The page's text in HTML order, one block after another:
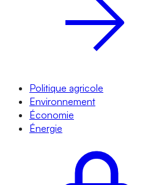
Politique agricole
Environnement
Économie
Énergie